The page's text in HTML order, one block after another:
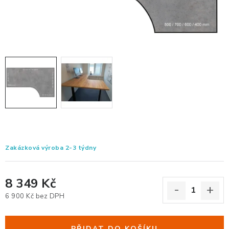
PODSEDÁKY NA ŽIDLE
ZDRAVOTNICKÉ POMŮCKY
ERGONOMICKÉ MYŠI
PREZENTAČNÍ SYSTÉMY
DRŽÁKY NA TABLET - MOBIL
Zakázková výroba 2-3 týdny
8 349 Kč
6 900 Kč bez DPH